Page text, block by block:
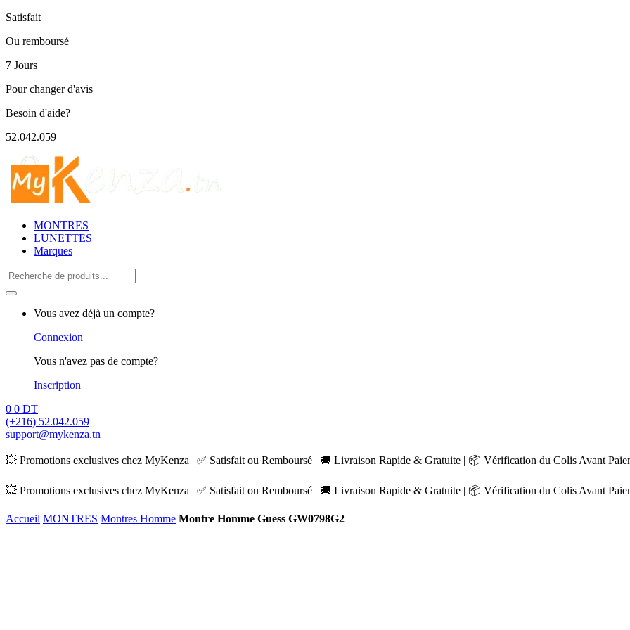
Satisfait
Ou remboursé
7 Jours
Pour changer d'avis
Besoin d'aide?
52.042.059
MONTRES
LUNETTES
Marques
Search
for:
Vous avez déjà un compte?
Connexion
Vous n'avez pas de compte?
Inscription
0 0 DT
(+216) 52.042.059
support@mykenza.tn
💥 Promotions exclusives chez MyKenza | ✅ Satisfait ou Remboursé | 🚚 Livraison Rapide & Gratuite | 📦 Vérification du Colis Avant
💥 Promotions exclusives chez MyKenza | ✅ Satisfait ou Remboursé | 🚚 Livraison Rapide & Gratuite | 📦 Vérification du Colis Avant
Accueil MONTRES Montres Homme Montre Homme Guess GW0798G2